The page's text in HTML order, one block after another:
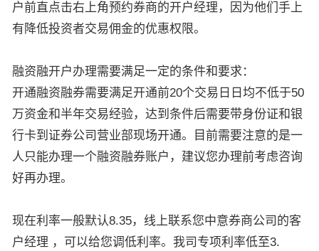
户前直点击右上角预约券商的开户经理，因为他们手上
有降低投资者交易佣金的优惠权限。
融资融开户办理需要满足一定的条件和要求：
开通融资融券需要满足开通前20个交易日日均不低于50
万资金和半年交易经验，达到条件后需要带身份证和银
行卡到证券公司营业部现场开通。目前需要注意的是一
人只能办理一个融资融券账户，建议您办理前考虑咨询
好再办理。
现在利率一般默认8.35，线上联系您中意券商公司的客
户经理 ，可以给您调低利率。我司专项利率低至3.